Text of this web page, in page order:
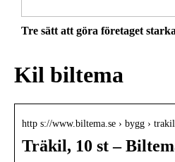
Tre sätt att göra företaget
Kil biltema
http s://www.biltema.se › bygg ›
Träkil, 10 st –